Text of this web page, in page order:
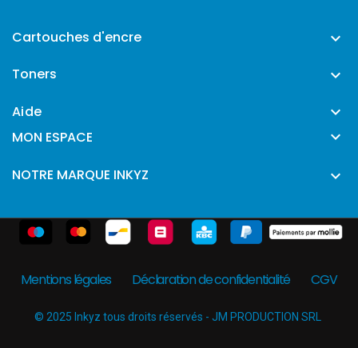
Cartouches d'encre 
Toners 
Aide 
MON ESPACE 
NOTRE MARQUE INKYZ 
Mentions légales Déclaration de confidentialité CGV
© 2025 Inkyz tous droits réservés - JM PRODUCTION SRL